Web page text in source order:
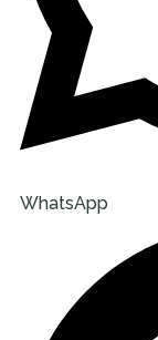
WhatsApp